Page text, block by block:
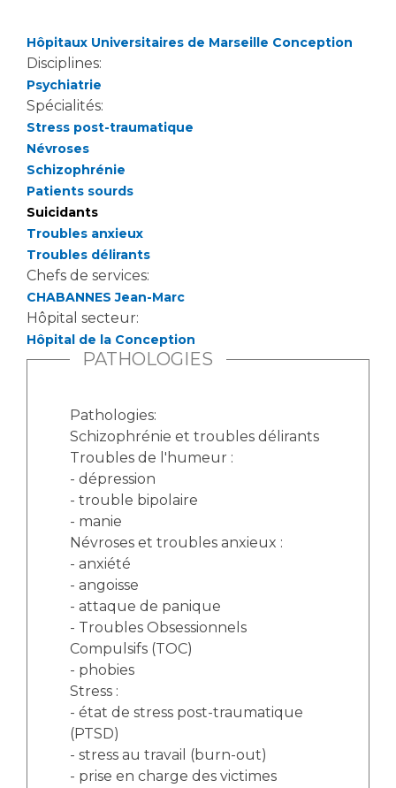
Activité physique
Cancer
Médecine nucléaire
Maladies rares
Maternité Hôpital Nord
La Commission Des Usagers (CDU)
Les Comités Locaux des Usagers
Le projet des usagers
Qualité
Nos indicateurs qualité et de sécurité des soins
Protection des données
Sécurité
Radiologie / Imagerie
Cancérologie
Les pôles d'activité médicale
Anatomie et Cytologie Pathologiques
Adresser un examen au Laboratoire d'Infectiologie
Centres de référence Maladies Rares
Plateforme d'Expertise Maladies Rares
Presse / Multimédia
Communiqués de presse
Dossiers de presse
Médiathèque
Fournisseurs
Rôles et missions
Liste des marchés conclus
Documents utiles
Hôpitaux Universitaires de Marseille Conception
Disciplines:
Psychiatrie
Spécialités:
Stress post-traumatique
Névroses
Schizophrénie
Patients sourds
Suicidants
Troubles anxieux
Troubles délirants
Chefs de services:
CHABANNES Jean-Marc
Hôpital secteur:
Hôpital de la Conception
PATHOLOGIES
Pathologies:
Schizophrénie et troubles délirants
Troubles de l'humeur :
- dépression
- trouble bipolaire
- manie
Névroses et troubles anxieux :
- anxiété
- angoisse
- attaque de panique
- Troubles Obsessionnels
Compulsifs (TOC)
- phobies
Stress :
- état de stress post-traumatique
(PTSD)
- stress au travail (burn-out)
- prise en charge des victimes